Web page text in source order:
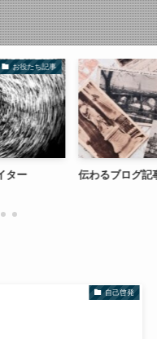
お役たち記事
ター 伝わるブログ記
自己啓発